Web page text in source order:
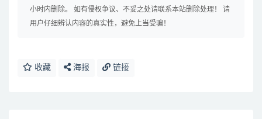
小时内删除。 如有侵权争议、不妥之处请联系本站删除处理！ 请
用户仔细辨认内容的真实性，避免上当受骗！
收藏 海报 链接